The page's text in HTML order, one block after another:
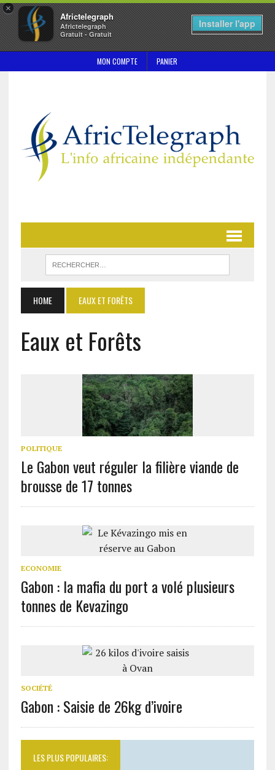
×
Africtelegraph
Africtelegraph
Gratuit - Gratuit
Installer l'app
MON COMPTE PANIER
HOME EAUX ET FORÊTS
Eaux et Forêts
POLITIQUE
Le Gabon veut réguler la filière viande de
brousse de 17 tonnes
ECONOMIE
Gabon : la mafia du port a volé plusieurs
tonnes de Kevazingo
SOCIÉTÉ
Gabon : Saisie de 26kg d’ivoire
LES PLUS POPULAIRES: